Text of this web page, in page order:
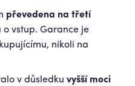
převedena na třetí
o vstup. Garance je
nikoli na
v důsledku vyšší moci